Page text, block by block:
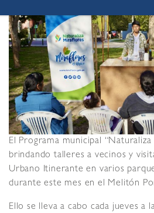
El Programa municipal
brindando talleres a vecinos y
Urbano Itinerante en varios
durante este mes en el Melitón
Ello se lleva a cabo cada jueves a